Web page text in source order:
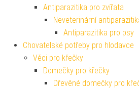
Antiparazitika pro zvířata
Neveterinární
Antiparazitika pro psy
Chovatelské potřeby pro hlodavce
Věci pro křečky
Domečky pro křečky
Dřevěné domečky pro